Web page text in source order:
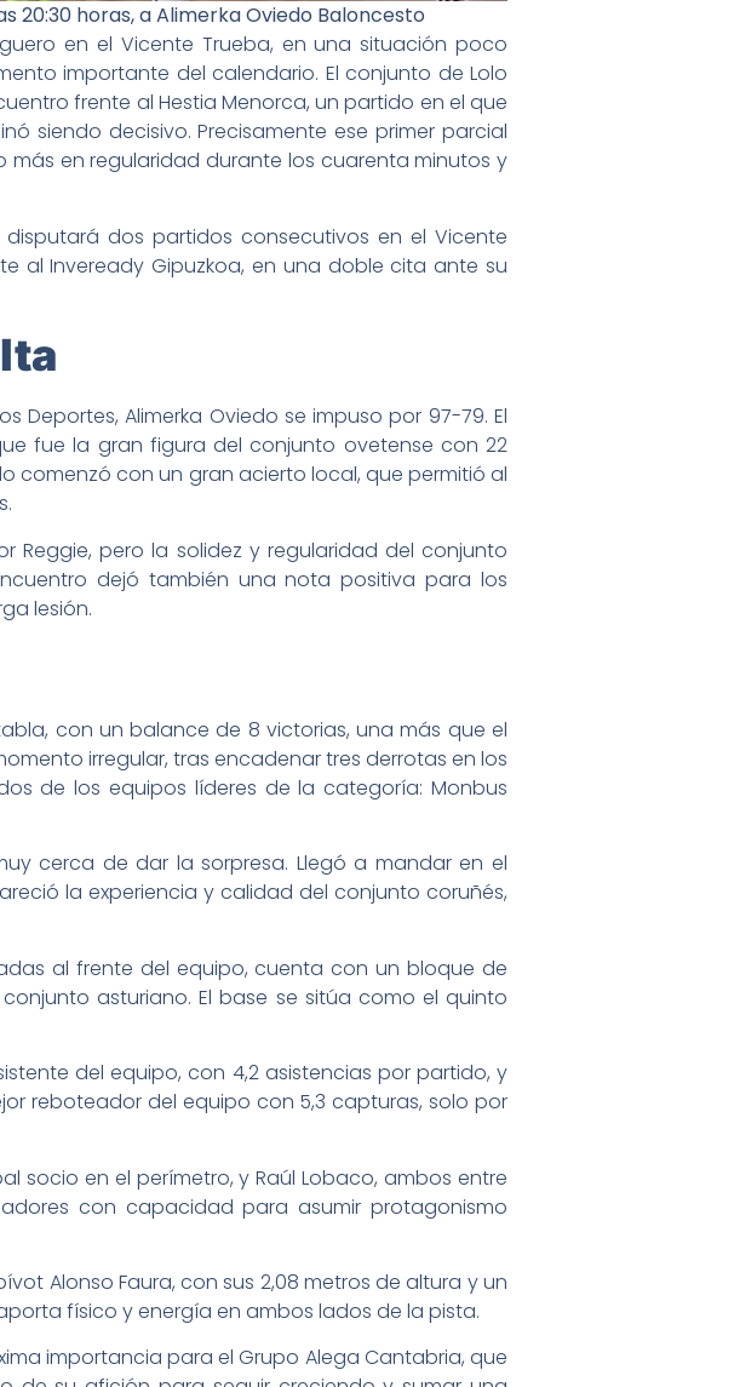
20:30 horas, a Alimerka Oviedo Baloncesto
en el Vicente Trueba, en una situación poco
importante del calendario. El conjunto de Lolo
frente al Hestia Menorca, un partido en el que
siendo decisivo. Precisamente ese primer parcial
en regularidad durante los cuarenta minutos y
dos partidos consecutivos en el Vicente
al Inveready Gipuzkoa, en una doble cita ante su
Alimerka Oviedo se impuso por 97-79. El
fue la gran figura del conjunto ovetense con 22
comenzó con un gran acierto local, que permitió al
Reggie, pero la solidez y regularidad del conjunto
dejó también una nota positiva para los
lesión.
con un balance de 8 victorias, una más que el
irregular, tras encadenar tres derrotas en los
de los equipos líderes de la categoría: Monbus
cerca de dar la sorpresa. Llegó a mandar en el
la experiencia y calidad del conjunto coruñés,
al frente del equipo, cuenta con un bloque de
asturiano. El base se sitúa como el quinto
del equipo, con 4,2 asistencias por partido, y
reboteador del equipo con 5,3 capturas, solo por
socio en el perímetro, y Raúl Lobaco, ambos entre
con capacidad para asumir protagonismo
Alonso Faura, con sus 2,08 metros de altura y un
físico y energía en ambos lados de la pista.
importancia para el Grupo Alega Cantabria, que